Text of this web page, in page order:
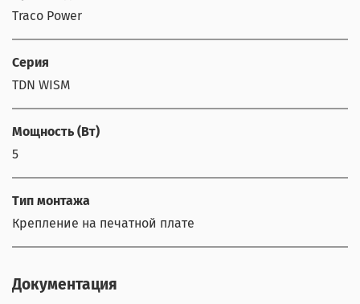
Traco Power
Серия
TDN WISM
Мощность (Вт)
5
Тип монтажа
Крепление на печатной плате
Документация